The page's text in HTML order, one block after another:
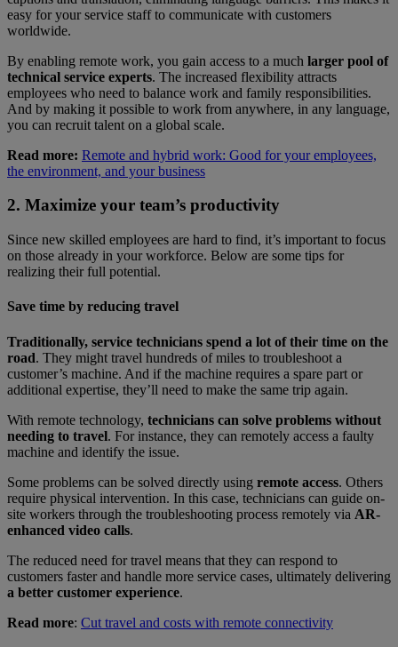
easy for your service staff to communicate with customers
worldwide.
By enabling remote work, you gain access to a much larger pool of
technical service experts. The increased flexibility attracts
employees who need to balance work and family responsibilities.
And by making it possible to work from anywhere, in any language,
you can recruit talent on a global scale.
Read more: Remote and hybrid work: Good for your employees,
the environment, and your business
2. Maximize your team’s productivity
Since new skilled employees are hard to find, it’s important to focus
on those already in your workforce. Below are some tips for
realizing their full potential.
Save time by reducing travel
Traditionally, service technicians spend a lot of their time on the
road. They might travel hundreds of miles to troubleshoot a
customer’s machine. And if the machine requires a spare part or
additional expertise, they’ll need to make the same trip again.
With remote technology, technicians can solve problems without
needing to travel. For instance, they can remotely access a faulty
machine and identify the issue.
Some problems can be solved directly using remote access. Others
require physical intervention. In this case, technicians can guide on-
site workers through the troubleshooting process remotely via AR-
enhanced video calls.
The reduced need for travel means that they can respond to
customers faster and handle more service cases, ultimately delivering
a better customer experience.
Read more: Cut travel and costs with remote connectivity